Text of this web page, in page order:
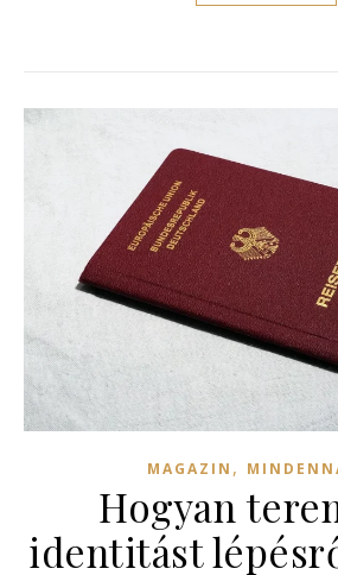
MAGAZIN ,
Hogyan
identitást